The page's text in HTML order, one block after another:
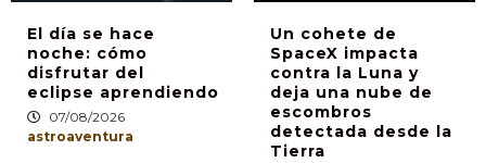
El día se hace
noche: cómo
disfrutar del
eclipse aprendiendo
07/08/2026
astroaventura
Un cohete de
SpaceX impacta
contra la Luna y
deja una nube de
escombros
detectada desde la
Tierra